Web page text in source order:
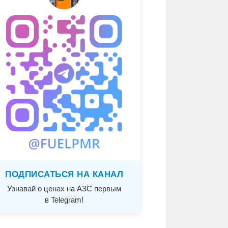
ПОДПИСАТЬСЯ НА КАНАЛ
Узнавай о ценах на АЗС первым
в Telegram!